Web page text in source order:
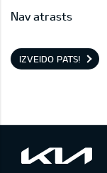
Nav atrasts
IZVEIDO PATS!